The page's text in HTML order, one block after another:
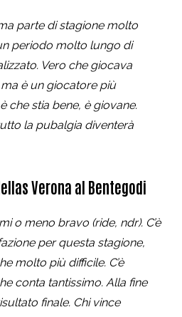
parte di stagione molto
periodo molto lungo di
Vero che giocava
è un giocatore più
che stia bene, è giovane.
la pubalgia diventerà
Verona al Bentegodi
o meno bravo (ride, ndr). C’è
per questa stagione,
molto più difficile. C’è
conta tantissimo. Alla fine
finale. Chi vince